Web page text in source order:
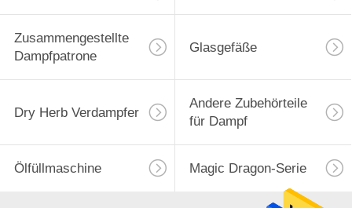
Zusammengestellte
Dampfpatrone
Glasgefäße
Dry Herb Verdampfer
Andere Zubehörteile
für Dampf
Ölfüllmaschine Magic Dragon-Serie